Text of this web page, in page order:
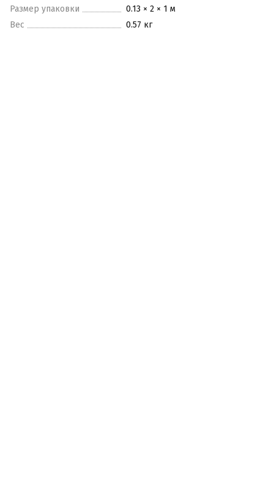
Размер упаковки
0.13 × 2 × 1 м
Вес
0.57 кг